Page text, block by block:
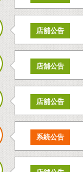
店舖公告
店舖公告
店舖公告
系統公告